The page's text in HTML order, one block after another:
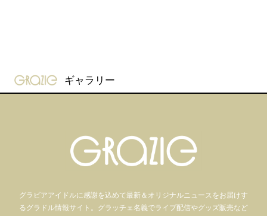
gravure-grazie
ギャラリー
グラビアアイドルに感謝を込めて最新＆オリジナルニュースをお届けす
るグラドル情報サイト。 グラッチェ名義でライブ配信やグッズ販売など